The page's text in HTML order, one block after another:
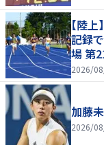
【陸
記録
場 第
2026/
加藤
2026/